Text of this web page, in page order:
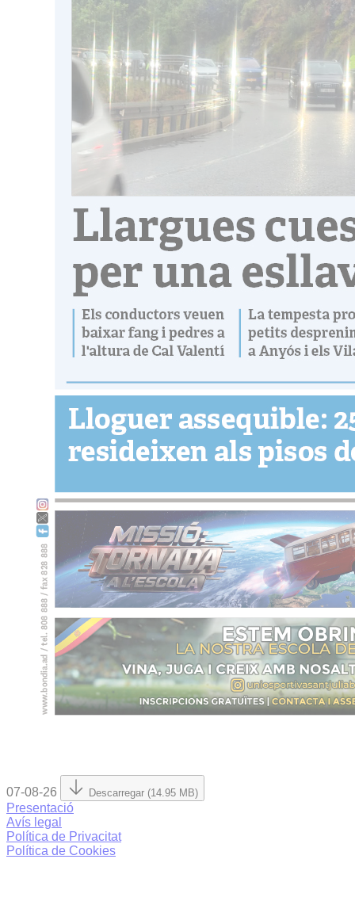
07-08-26 Descarregar (14.95 MB)
Presentació
Avís legal
Política de Privacitat
Política de Cookies